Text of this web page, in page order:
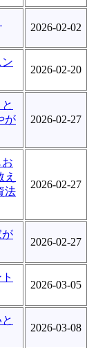
2026-02-02
2026-02-20
が
2026-02-27
法
2026-02-27
が
2026-02-27
2026-03-05
2026-03-08